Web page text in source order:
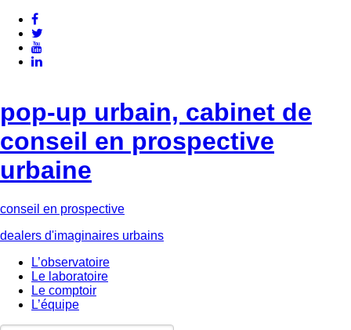
pop-up urbain, cabinet de
conseil en prospective
urbaine
conseil en prospective
dealers d'imaginaires urbains
L’observatoire
Le laboratoire
Le comptoir
L’équipe